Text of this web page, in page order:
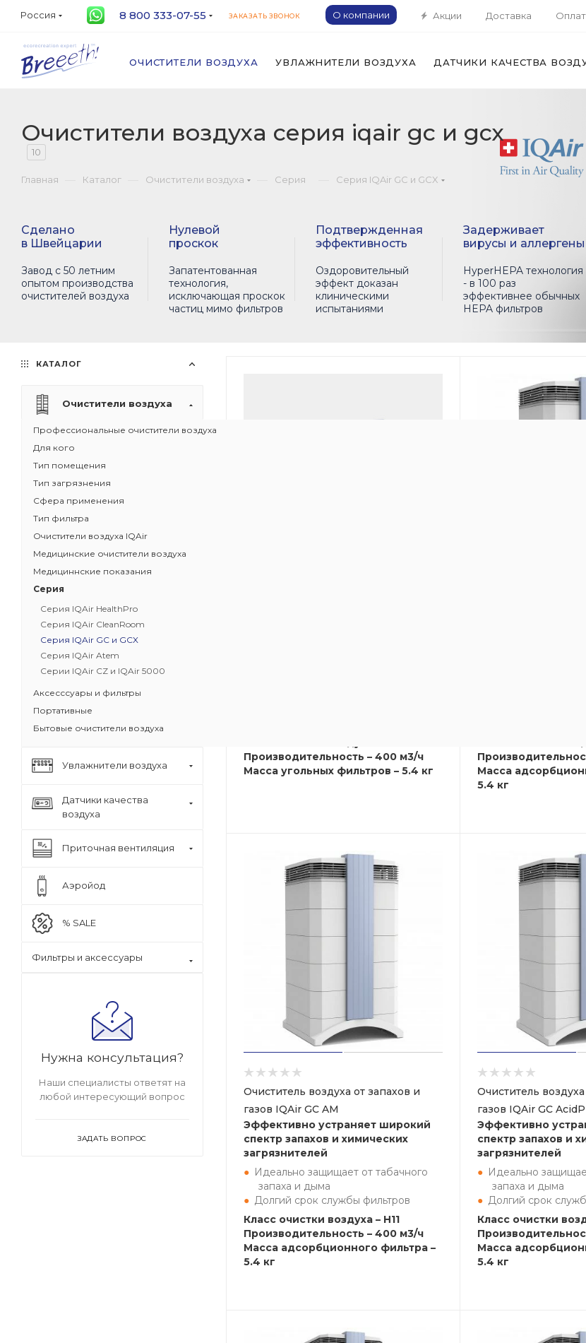
Россия 8 800 333-07-55 ЗАКАЗАТЬ ЗВОНОК О компании Акции Доставка
ОЧИСТИТЕЛИ ВОЗДУХА УВЛАЖНИТЕЛИ ВОЗДУХА ДАТЧИКИ КАЧЕСТВА
Очистители воздуха серия iqair gc и gcx
10
Главная Каталог Очистители воздуха Серия Серия IQAir GC и GCX
Сделано
в Швейцарии
Завод с 50 летним
опытом производства
очистителей воздуха
Нулевой
проскок
Запатентованная
технология,
исключающая проскок
частиц мимо фильтров
Подтвержденная
эффективность
Оздоровительный
эффект доказан
клиническими
испытаниями
Задерживает
вирусы и аллергены
HyperHEPA технология
- в 100 раз
эффективнее обычных
HEPA фильтров
Производительность – 400 м3/ч
Масса угольных фильтров – 5.4 кг
Масса
5.4 кг
Очиститель воздуха от запахов и
газов IQAir GC AM
Эффективно устраняет широкий
спектр запахов и химических
загрязнителей
Идеально защищает от табачного
запаха и дыма
Долгий срок службы фильтров
Класс очистки воздуха – H11
Производительность – 400 м3/ч
Масса адсорбционного фильтра –
5.4 кг
Очиститель
газов IQAir GC
Эффективно
спектр запахов и
загрязнителей
Идеально
запаха и дыма
Долгий срок
Класс очистки
Масса
5.4 кг
КАТАЛОГ
Очистители воздуха
Профессиональные очистители воздуха
Для кого
Тип помещения
Тип загрязнения
Сфера применения
Тип фильтра
Очистители воздуха IQAir
Медицинские очистители воздуха
Медициннские показания
Серия
Серия IQAir HealthPro
Серия IQAir CleanRoom
Серия IQAir GC и GCX
Серия IQAir Atem
Серии IQAir CZ и IQAir 5000
Аксесссуары и фильтры
Портативные
Бытовые очистители воздуха
Увлажнители воздуха
Датчики качества
воздуха
Приточная вентиляция
Аэройод
% SALE
Фильтры и аксессуары
Нужна консультация?
Наши специалисты ответят на
любой интересующий вопрос
ЗАДАТЬ ВОПРОС